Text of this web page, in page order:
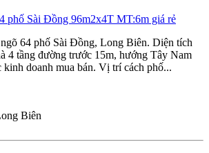
ngõ 64 phố Sài Đồng, Long Biên. Diện tích
4 tầng đường trước 15m, hướng Tây Nam
kinh doanh mua bán. Vị trí cách phố...
Biên